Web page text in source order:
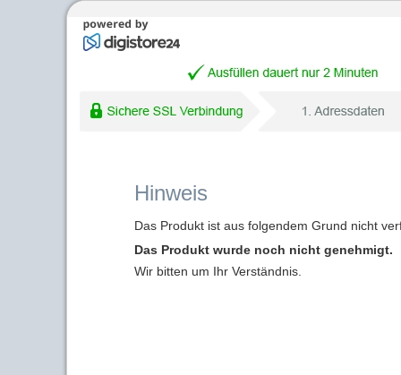
Hinweis
Das Produkt ist aus folgendem Grund nicht
Das Produkt wurde noch nicht genehmigt.
Wir bitten um Ihr Verständnis.